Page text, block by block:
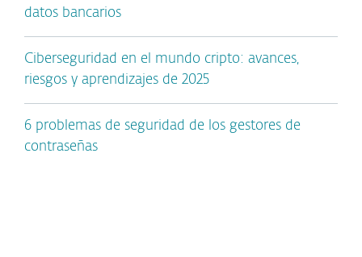
datos bancarios
Ciberseguridad en el mundo cripto: avances,
riesgos y aprendizajes de 2025
6 problemas de seguridad de los gestores de
contraseñas